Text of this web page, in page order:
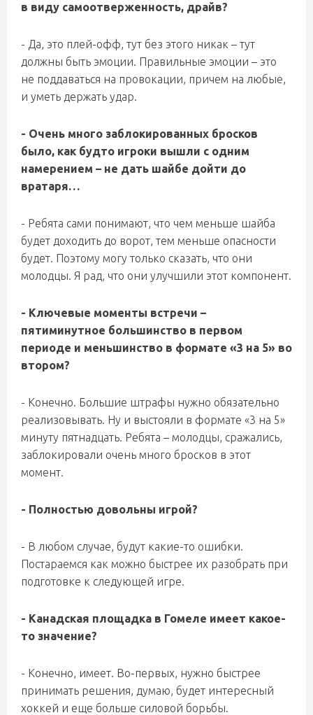
в виду самоотверженность, драйв?
- Да, это плей-офф, тут без этого никак – тут
должны быть эмоции. Правильные эмоции – это
не поддаваться на провокации, причем на любые,
и уметь держать удар.
- Очень много заблокированных бросков
было, как будто игроки вышли с одним
намерением – не дать шайбе дойти до
вратаря…
- Ребята сами понимают, что чем меньше шайба
будет доходить до ворот, тем меньше опасности
будет. Поэтому могу только сказать, что они
молодцы. Я рад, что они улучшили этот компонент.
- Ключевые моменты встречи –
пятиминутное большинство в первом
периоде и меньшинство в формате «3 на 5» во
втором?
- Конечно. Большие штрафы нужно обязательно
реализовывать. Ну и выстояли в формате «3 на 5»
минуту пятнадцать. Ребята – молодцы, сражались,
заблокировали очень много бросков в этот
момент.
- Полностью довольны игрой?
- В любом случае, будут какие-то ошибки.
Постараемся как можно быстрее их разобрать при
подготовке к следующей игре.
- Канадская площадка в Гомеле имеет какое-
то значение?
- Конечно, имеет. Во-первых, нужно быстрее
принимать решения, думаю, будет интересный
хоккей и еще больше силовой борьбы.